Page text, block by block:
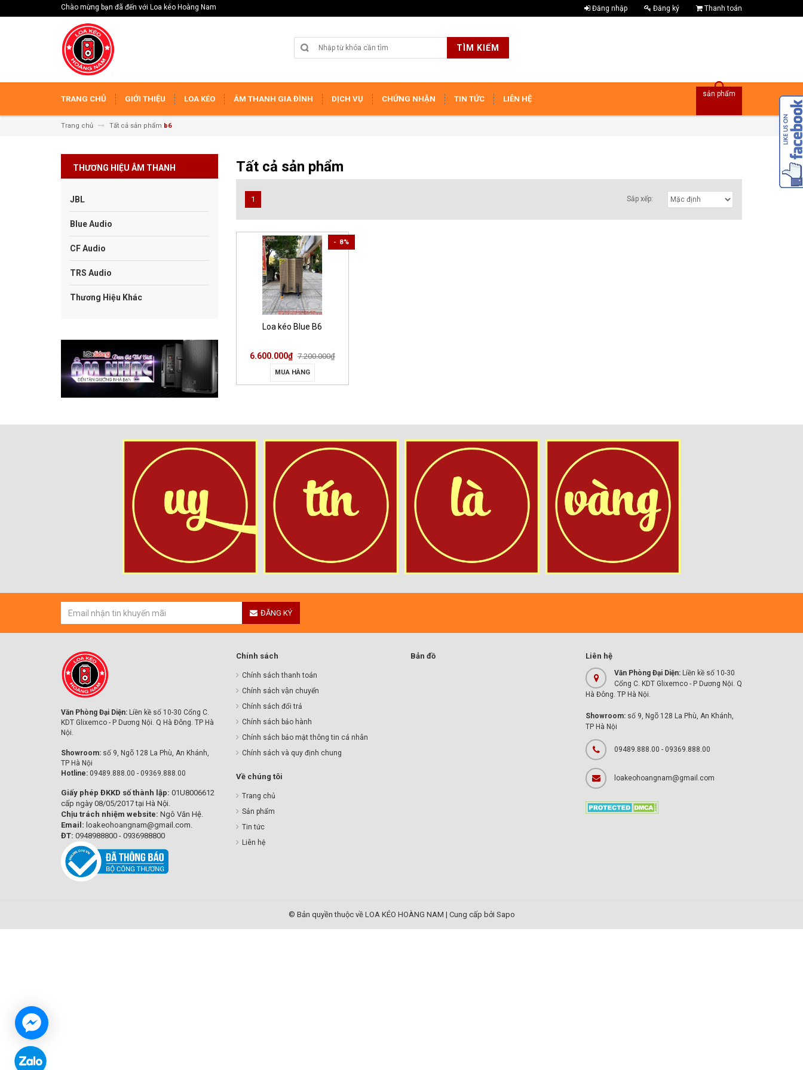
Chào mừng bạn đã đến với Loa kéo Hoàng Nam Đăng nhập Đăng ký Thanh toán
TÌM KIẾM
TRANG CHỦ GIỚI THIỆU LOA KÉO ÂM THANH GIA ĐÌNH DỊCH VỤ CHỨNG NHẬN TIN TỨC LIÊN HỆ
sản phẩm
Trang chủ Tất cả sản phẩm b6
Tất cả sản phẩm
Sắp xếp:
1
- 8%
Loa kéo Blue B6
6.600.000₫ 7.200.000₫
MUA HÀNG
THƯƠNG HIỆU ÂM THANH
JBL
Blue Audio
CF Audio
TRS Audio
Thương Hiệu Khác
ĐĂNG KÝ
Văn Phòng Đại Diện: Liền kề số 10-30 Cổng C.
KDT Glixemco - P Dương Nội. Q Hà Đông. TP Hà
Nội.
Showroom: số 9, Ngõ 128 La Phù, An Khánh,
TP Hà Nội
Hotline: 09489.888.00 - 09369.888.00
Giấy phép ĐKKD số thành lập: 01U8006612
cấp ngày 08/05/2017 tại Hà Nội.
Chịu trách nhiệm website: Ngô Văn Hệ.
Email: loakeohoangnam@gmail.com.
ĐT: 0948988800 - 0936988800
Chính sách
Chính sách thanh toán
Chính sách vận chuyển
Chính sách đổi trả
Chính sách bảo hành
Chính sách bảo mật thông tin cá nhân
Chính sách và quy định chung
Về chúng tôi
Trang chủ
Sản phẩm
Tin tức
Liên hệ
Bản đồ Liên hệ
Văn Phòng Đại Diện: Liền kề số 10-30
Cổng C. KDT Glixemco - P Dương Nội. Q
Hà Đông. TP Hà Nội.
Showroom: số 9, Ngõ 128 La Phù, An Khánh,
TP Hà Nội
09489.888.00 - 09369.888.00
loakeohoangnam@gmail.com
© Bản quyền thuộc về LOA KÉO HOÀNG NAM | Cung cấp bởi Sapo